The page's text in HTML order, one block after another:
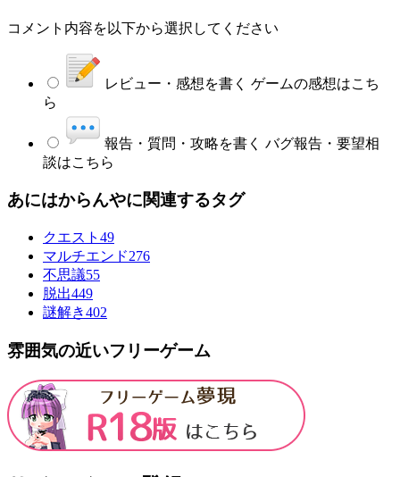
コメント内容を以下から選択してください
レビュー・感想を書く ゲームの感想はこち
ら
報告・質問・攻略を書く バグ報告・要望相
談はこちら
あにはからんやに関連するタグ
クエスト 49
マルチエンド276
不思議55
脱出449
謎解き402
雰囲気の近いフリーゲーム